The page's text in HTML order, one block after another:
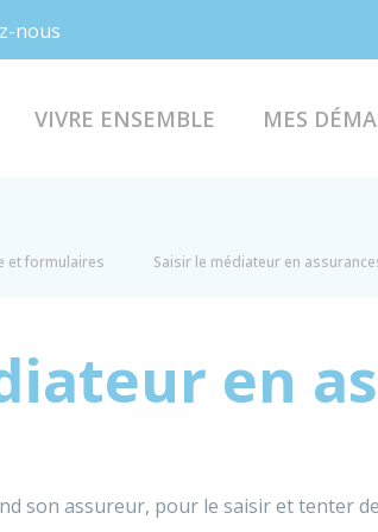
nous
VIVRE ENSEMBLE MES
et formulaires Saisir le médiateur en
en
son assureur, pour le saisir et tenter